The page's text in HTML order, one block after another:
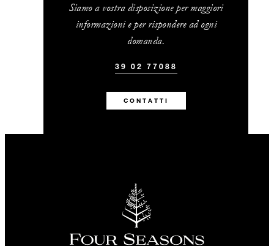
Siamo a vostra disposizione per maggiori
informazioni e per rispondere ad ogni
domanda.
39 02 77088
CONTATTI